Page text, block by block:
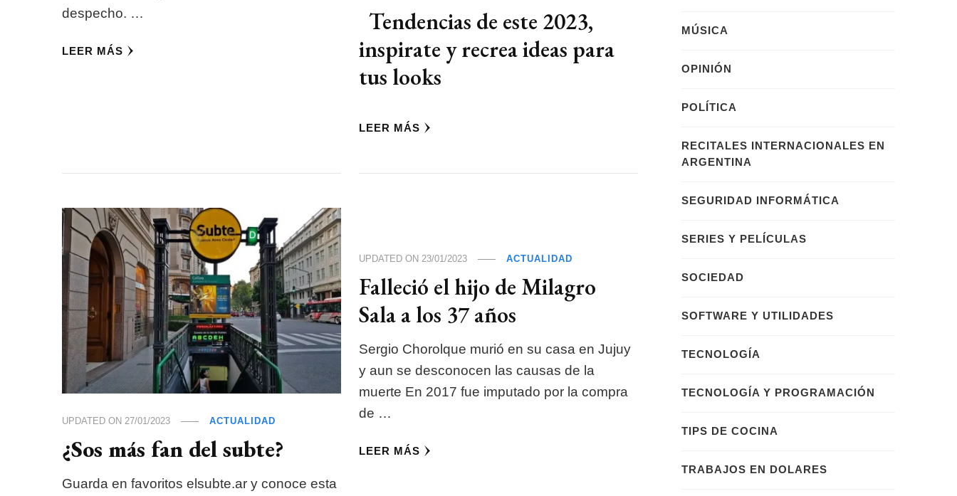
despecho. …
LEER MÁS
Tendencias de este 2023,
inspirate y recrea ideas para
tus looks
LEER MÁS
UPDATED ON27/01/2023 ACTUALIDAD
¿Sos más fan del subte?
Guarda en favoritos elsubte.ar y conoce esta
UPDATED ON 23/01/2023 ACTUALIDAD
Falleció el hijo de Milagro
Sala a los 37 años
Sergio Chorolque murió en su casa en Jujuy
y aun se desconocen las causas de la
muerte En 2017 fue imputado por la compra
de …
LEER MÁS
MÚSICA
OPINIÓN
POLÍTICA
RECITALES INTERNACIONALES EN
ARGENTINA
SEGURIDAD INFORMÁTICA
SERIES Y PELÍCULAS
SOCIEDAD
SOFTWARE Y UTILIDADES
TECNOLOGÍA
TECNOLOGÍA Y PROGRAMACIÓN
TIPS DE COCINA
TRABAJOS EN DOLARES